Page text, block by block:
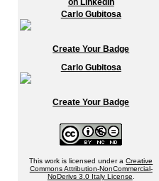
Carlo Gubitosa
Create Your Badge
Carlo Gubitosa
Create Your Badge
This work is licensed under aCreative
Commons Attribution-NonCommercial-
NoDerivs 3.0 Italy License